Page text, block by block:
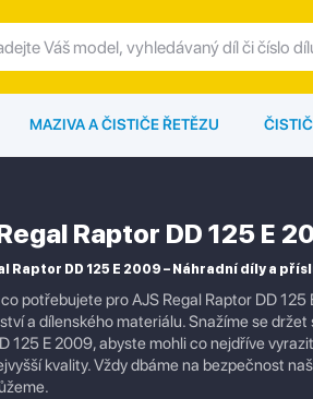
MAZIVA A ČISTIČE ŘETĚZU
Raptor DD 125 E
Raptor DD 125 E 2009 – Náhradní díly a
potřebujete pro AJS Regal Raptor DD
a dílenského materiálu. Snažíme se
125 E 2009, abyste mohli co nejdříve
kvality. Vždy dbáme na bezpečnost